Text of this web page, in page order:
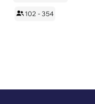
102 - 354